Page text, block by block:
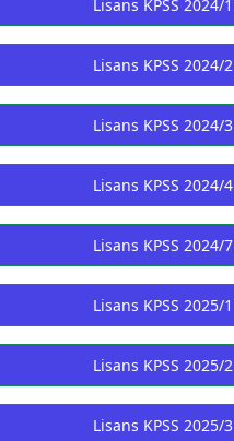
Lisans KPSS 2024/1
Lisans KPSS 2024/2
Lisans KPSS 2024/3
Lisans KPSS 2024/4
Lisans KPSS 2024/7
Lisans KPSS 2025/1
Lisans KPSS 2025/2
Lisans KPSS 2025/3